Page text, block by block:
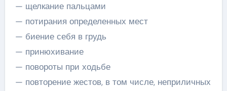
— щелкание пальцами
— потирания определенных мест
— биение себя в грудь
— принюхивание
— повороты при ходьбе
— повторение жестов, в том числе, неприличных